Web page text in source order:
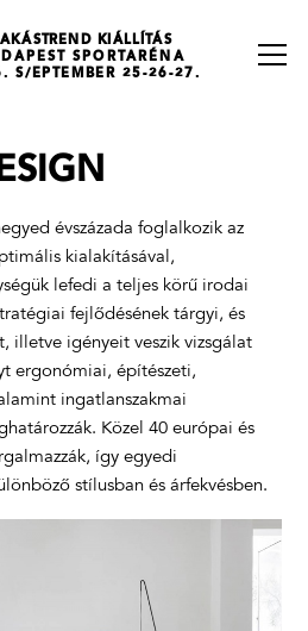
KIÁLLÍTÁS
SPORTARÉNA
S/EPTEMBER 25-26-27.
évszázada foglalkozik az
kialakításával,
lefedi a teljes körű irodai
fejlődésének tárgyi, és
illetve igényeit veszik vizsgálat
ergonómiai, építészeti,
ingatlanszakmai
Közel 40 európai és
így egyedi
stílusban és árfekvésben.